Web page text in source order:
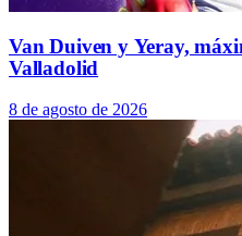
Van Duiven y Yeray,
Valladolid
8 de agosto de 2026